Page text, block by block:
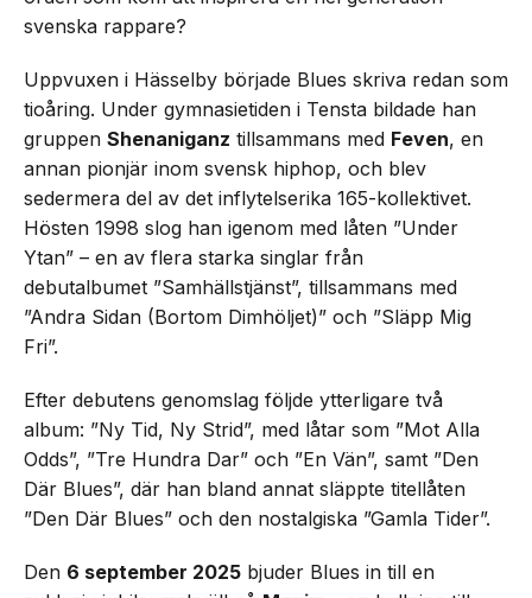
svenska rappare?
Uppvuxen i Hässelby började Blues skriva redan som
tioåring. Under gymnasietiden i Tensta bildade han
gruppen Shenaniganz tillsammans med Feven, en
annan pionjär inom svensk hiphop, och blev
sedermera del av det inflytelserika 165-kollektivet.
Hösten 1998 slog han igenom med låten ”Under
Ytan” – en av flera starka singlar från
debutalbumet ”Samhällstjänst”, tillsammans med
”Andra Sidan (Bortom Dimhöljet)” och ”Släpp Mig
Fri”.
Efter debutens genomslag följde ytterligare två
album: ”Ny Tid, Ny Strid”, med låtar som ”Mot Alla
Odds”, ”Tre Hundra Dar” och ”En Vän”, samt ”Den
Där Blues”, där han bland annat släppte titellåten
”Den Där Blues” och den nostalgiska ”Gamla Tider”.
Den 6 september 2025 bjuder Blues in till en